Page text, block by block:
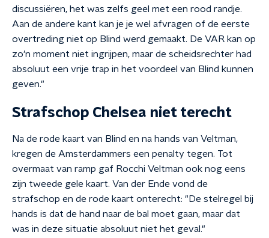
discussiëren, het was zelfs geel met een rood randje.
Aan de andere kant kan je je wel afvragen of de eerste
overtreding niet op Blind werd gemaakt. De VAR kan op
zo'n moment niet ingrijpen, maar de scheidsrechter had
absoluut een vrije trap in het voordeel van Blind kunnen
geven."
Strafschop Chelsea niet terecht
Na de rode kaart van Blind en na hands van Veltman,
kregen de Amsterdammers een penalty tegen. Tot
overmaat van ramp gaf Rocchi Veltman ook nog eens
zijn tweede gele kaart. Van der Ende vond de
strafschop en de rode kaart onterecht: "De stelregel bij
hands is dat de hand naar de bal moet gaan, maar dat
was in deze situatie absoluut niet het geval."